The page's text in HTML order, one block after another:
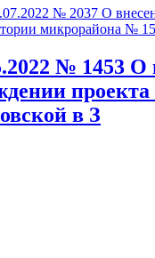
№ 2037 О
микрорайона №
№ 1453 О
в З